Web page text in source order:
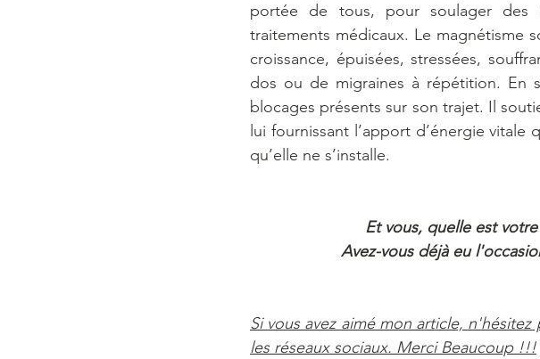
portée de tous, pour soulager des
traitements médicaux. Le magnétisme
croissance, épuisées, stressées,
dos ou de migraines à répétition. En
blocages présents sur son trajet. Il
lui fournissant l’apport d’énergie
qu’elle ne s’installe.
Et vous, quelle est
Avez-vous déjà eu
Si vous avez aimé mon article,
les réseaux sociaux. Merci Beaucoup !!!